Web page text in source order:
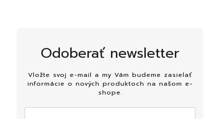
Odoberať newsletter
Vložte svoj e-mail a my Vám budeme zasielať
informácie o nových produktoch na našom e-
shope.